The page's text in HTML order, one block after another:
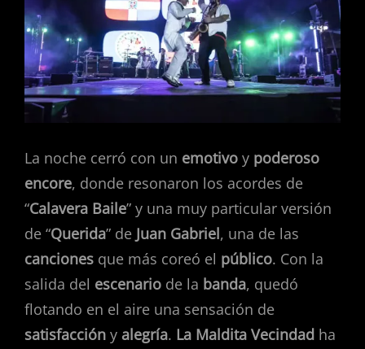
La noche cerró con un emotivo y poderoso
encore, donde resonaron los acordes de
“Calavera Baile” y una muy particular versión
de “Querida” de Juan Gabriel, una de las
canciones que más coreó el público. Con la
salida del escenario de la banda, quedó
flotando en el aire una sensación de
satisfacción y alegría. La Maldita Vecindad ha